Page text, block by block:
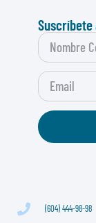
(604) 444-98-98